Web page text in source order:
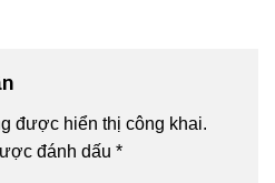
được hiển thị công khai.
đánh dấu *